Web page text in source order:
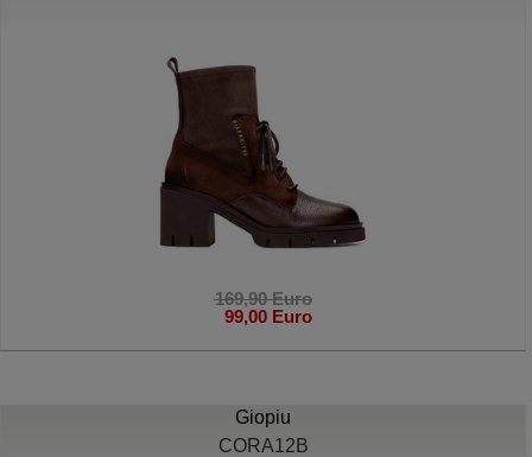
169,90 Euro
99,00 Euro
Giopiu
CORA12B